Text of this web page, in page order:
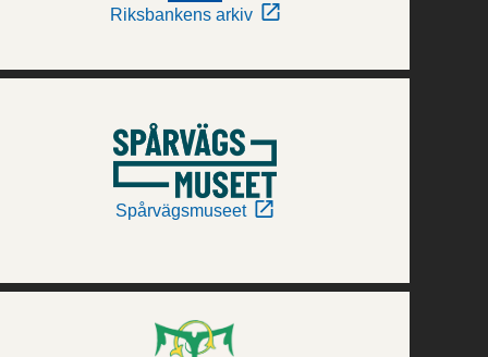
Riksbankens arkiv
Spårvägsmuseet